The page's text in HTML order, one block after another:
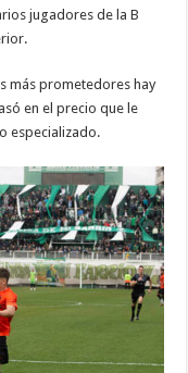
jugadores de la B
más prometedores hay
en el precio que le
especializado.